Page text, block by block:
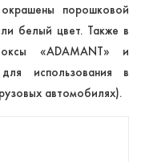
порошковой
белый цвет. Также в
«ADAMANT» и
использования в
автомобилях).